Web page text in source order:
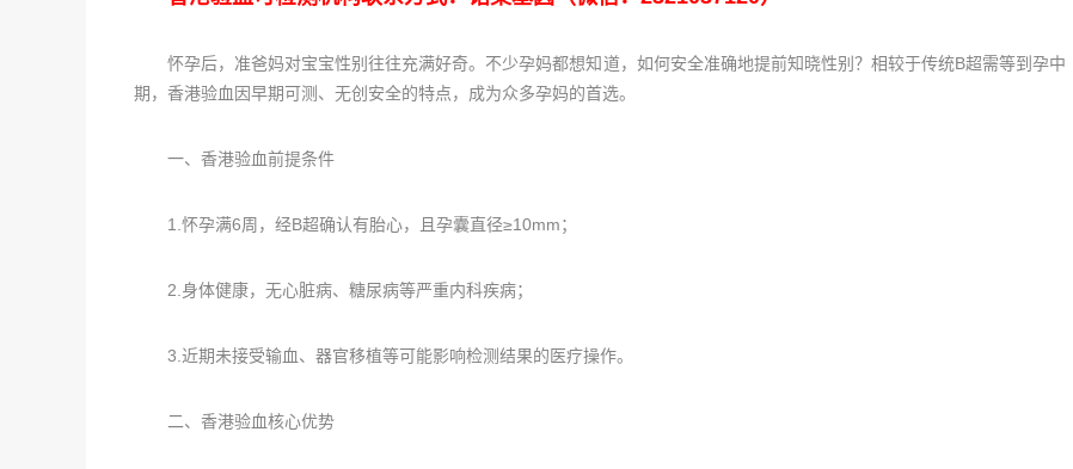
怀孕后，准爸妈对宝宝性别往往充满好奇。不少孕妈都想知道，如何安全准确地提前知晓性别？相较于传统B超需等到孕中
期，香港验血因早期可测、无创安全的特点，成为众多孕妈的首选。
一、香港验血前提条件
1.怀孕满6周，经B超确认有胎心，且孕囊直径≥10mm；
2.身体健康，无心脏病、糖尿病等严重内科疾病；
3.近期未接受输血、器官移植等可能影响检测结果的医疗操作。
二、香港验血核心优势